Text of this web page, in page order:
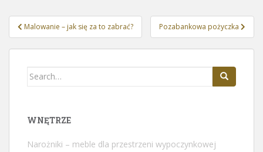
Nawigacja
wpisu
Malowanie – jak się za to zabrać? Pozabankowa pożyczka
Search
WNĘTRZE
Narożniki – meble dla przestrzeni wypoczynkowej